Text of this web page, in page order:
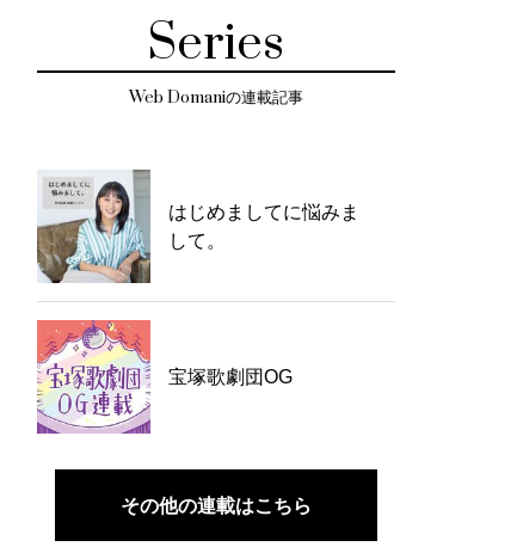
Series
Web Domaniの連載記事
はじめましてに悩みま
して。
宝塚歌劇団OG
その他の連載はこちら